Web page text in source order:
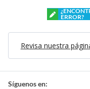
ERROR?
Revisa nuestra
Síguenos en: